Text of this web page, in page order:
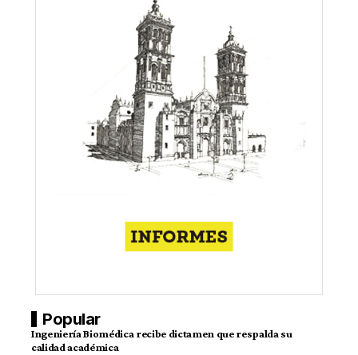
Popular
Ingeniería Biomédica recibe dictamen que respalda su
calidad académica